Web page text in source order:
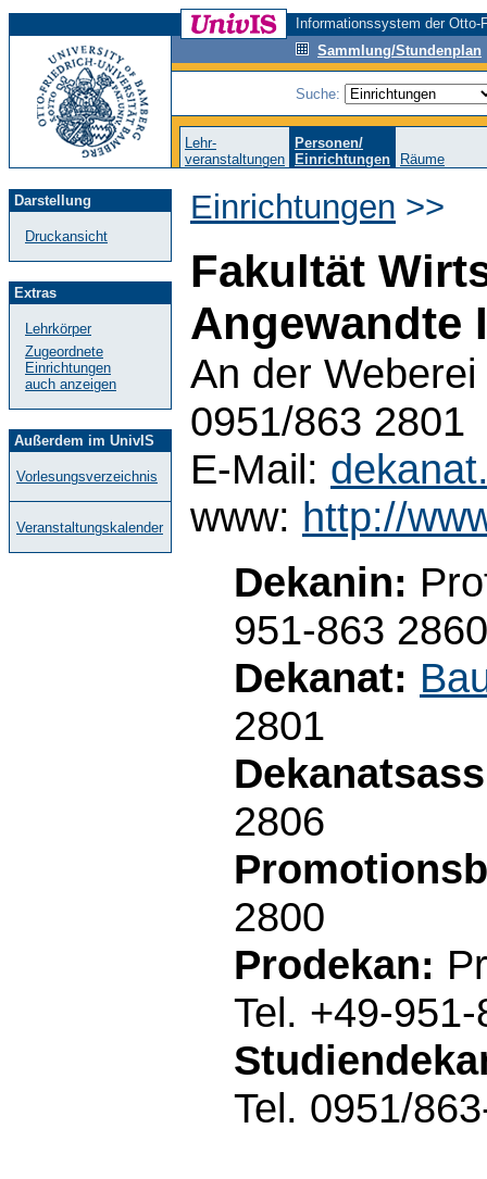
Informationssystem der
Sammlung/Stundenplan
Suche:
Lehr-
veranstaltungen
Personen/
Einrichtungen
Räume
Darstellung
Druckansicht
Extras
Lehrkörper
Zugeordnete
Einrichtungen
auch anzeigen
Außerdem im UnivIS
Vorlesungsverzeichnis
Veranstaltungskalender
Einrichtungen >>
Fakultät
Angewandte
An der
0951/863 2801
E-Mail:
www: http://
Dekanin:
951-863 2860
Dekanat:
2801
2806
2800
Prodekan:
Tel. +49-
Tel. 0951/